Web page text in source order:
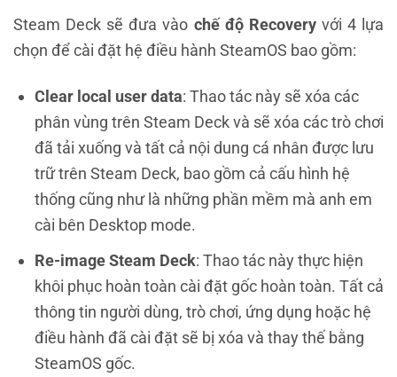
Steam Deck sẽ đưa vào chế độ Recoveryvới 4 lựa
chọn để cài đặt hệ điều hành SteamOS bao gồm:
Clear local user data: Thao tác này sẽ xóa các
phân vùng trên Steam Deck và sẽ xóa các trò chơi
đã tải xuống và tất cả nội dung cá nhân được lưu
trữ trên Steam Deck, bao gồm cả cấu hình hệ
thống cũng như là những phần mềm mà anh em
cài bên Desktop mode.
Re-image Steam Deck: Thao tác này thực hiện
khôi phục hoàn toàn cài đặt gốc hoàn toàn. Tất cả
thông tin người dùng, trò chơi, ứng dụng hoặc hệ
điều hành đã cài đặt sẽ bị xóa và thay thế bằng
SteamOS gốc.